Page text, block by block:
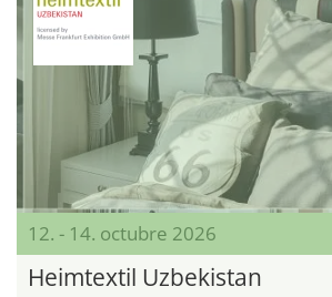
12. - 14. octubre 2026
Heimtextil Uzbekistan